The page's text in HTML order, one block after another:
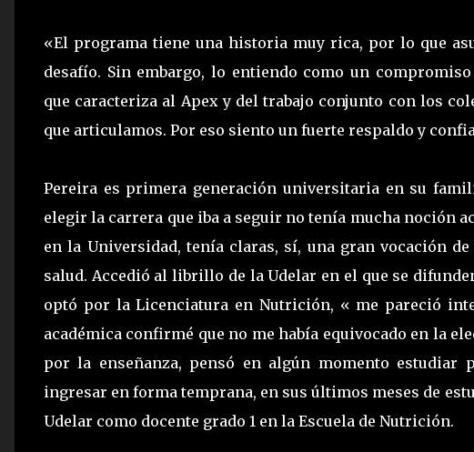
«El programa tiene una historia muy rica, por lo que
desafío. Sin embargo, lo entiendo como un
que caracteriza al Apex y del trabajo conjunto con los
que articulamos. Por eso siento un fuerte respaldo y
Pereira es primera generación universitaria en su
elegir la carrera que iba a seguir no tenía mucha noción
en la Universidad, tenía claras, sí, una gran vocación
salud. Accedió al librillo de la Udelar en el que se
optó por la Licenciatura en Nutrición, « me pareció
académica confirmé que no me había equivocado en la
por la enseñanza, pensó en algún momento
ingresar en forma temprana, en sus últimos meses de
Udelar como docente grado 1 en la Escuela de Nutrición.